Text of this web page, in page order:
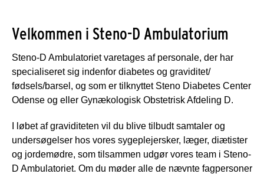
Velkommen i Steno-D Ambulatorium
Steno-D Ambulatoriet varetages af personale, der har
specialiseret sig indenfor diabetes og graviditet/
fødsels/barsel, og som er tilknyttet Steno Diabetes Center
Odense og eller Gynækologisk Obstetrisk Afdeling D.
I løbet af graviditeten vil du blive tilbudt samtaler og
undersøgelser hos vores sygeplejersker, læger, diætister
og jordemødre, som tilsammen udgør vores team i Steno-
D Ambulatoriet. Om du møder alle de nævnte fagpersoner